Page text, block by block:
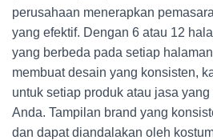
perusahaan menerapkan
yang efektif. Dengan 6 atau 12
yang berbeda pada setiap
membuat desain yang konsisten,
untuk setiap produk atau jasa
Anda. Tampilan brand yang
dan dapat diandalakan oleh